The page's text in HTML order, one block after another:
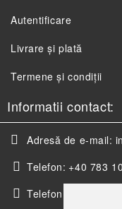
Autentificare
Livrare și plată
Termene și condiții
Informatii contact:
Adresă de e-mail:
Telefon: +40 783
Telefon: